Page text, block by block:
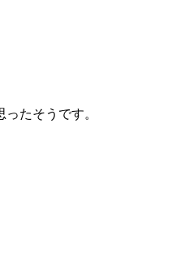
たそうです。